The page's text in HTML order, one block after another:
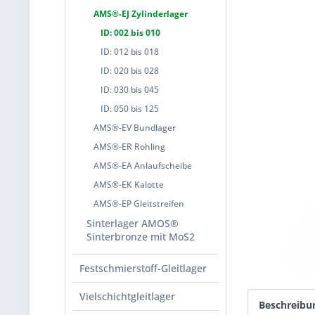
AMS®-EJ Zylinderlager
ID: 002 bis 010
ID: 012 bis 018
ID: 020 bis 028
ID: 030 bis 045
ID: 050 bis 125
AMS®-EV Bundlager
AMS®-ER Rohling
AMS®-EA Anlaufscheibe
AMS®-EK Kalotte
AMS®-EP Gleitstreifen
Sinterlager AMOS®
Sinterbronze mit MoS2
Festschmierstoff-Gleitlager
Vielschichtgleitlager